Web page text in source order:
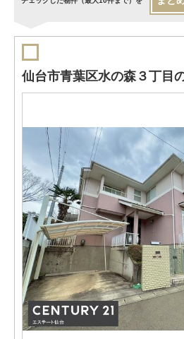
仙台市青葉区水の森３丁目